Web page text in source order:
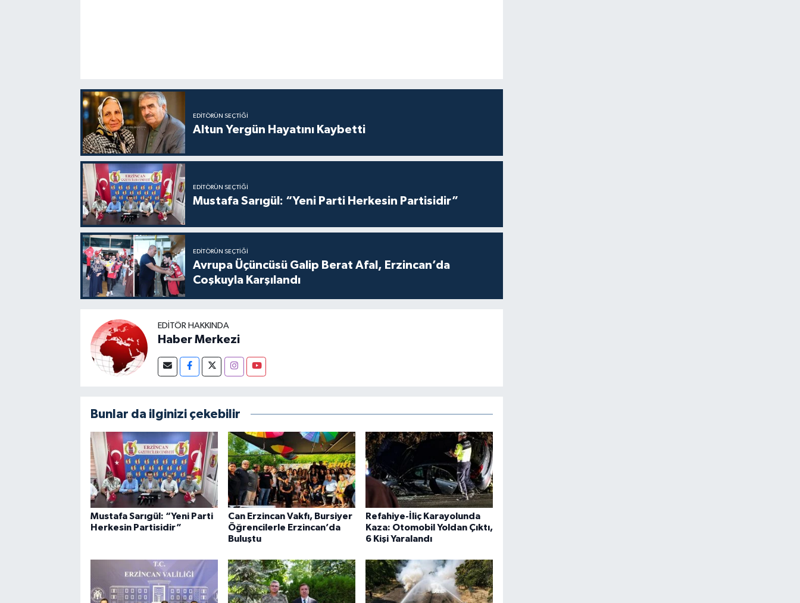
EDITÖRÜN SEÇTIĞI
Altun Yergün Hayatını Kaybetti
EDITÖRÜN SEÇTIĞI
Mustafa Sarıgül: “Yeni Parti Herkesin Partisidir”
EDITÖRÜN SEÇTIĞI
Avrupa Üçüncüsü Galip Berat Afal, Erzincan’da
Coşkuyla Karşılandı
EDITÖR HAKKINDA
Haber Merkezi
Bunlar da ilginizi çekebilir
Mustafa Sarıgül: “Yeni Parti
Herkesin Partisidir”
Can Erzincan Vakfı, Bursiyer
Öğrencilerle Erzincan’da
Buluştu
Refahiye-İliç Karayolunda
Kaza: Otomobil Yoldan Çıktı,
6 Kişi Yaralandı